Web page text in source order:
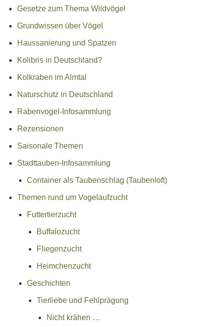
Gesetze zum Thema Wildvögel
Grundwissen über Vögel
Haussanierung und Spatzen
Kolibris in Deutschland?
Kolkraben im Almtal
Naturschutz in Deutschland
Rabenvogel-Infosammlung
Rezensionen
Saisonale Themen
Stadttauben-Infosammlung
Container als Taubenschlag (Taubenloft)
Themen rund um Vogelaufzucht
Futtertierzucht
Buffalozucht
Fliegenzucht
Heimchenzucht
Geschichten
Tierliebe und Fehlprägung
Nicht krähen …